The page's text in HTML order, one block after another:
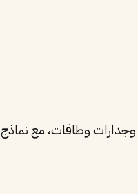
وجدارات وطاقات، مع نماذج